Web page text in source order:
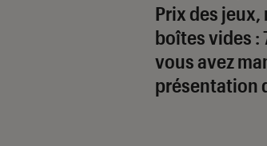
Prix des
boîtes vides :
vous avez
présentation